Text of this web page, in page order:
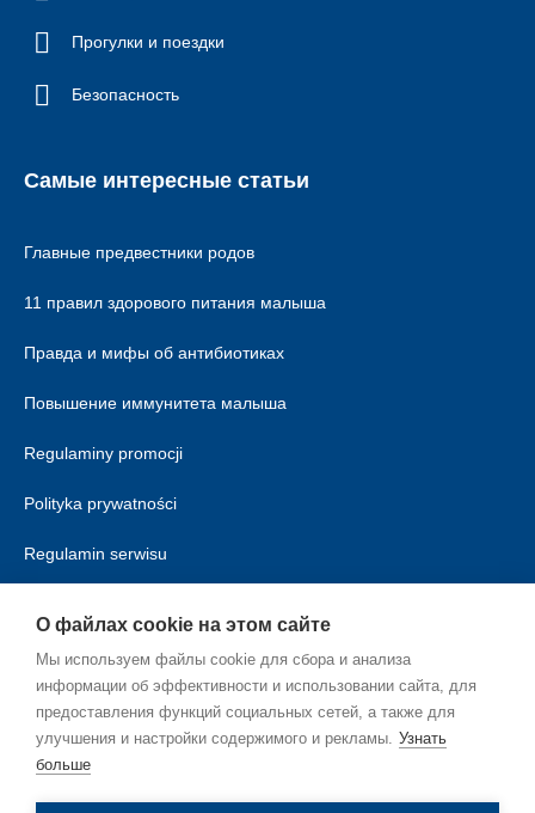
Прогулки и поездки
Безопасность
Самые интересные статьи
Главные предвестники родов
11 правил здорового питания малыша
Правда и мифы об антибиотиках
Повышение иммунитета малыша
Regulaminy promocji
Polityka prywatności
Regulamin serwisu
RU_RU
О файлах cookie на этом сайте
Мы используем файлы cookie для сбора и анализа
информации об эффективности и использовании сайта, для
предоставления функций социальных сетей, а также для
улучшения и настройки содержимого и рекламы. Узнать
больше